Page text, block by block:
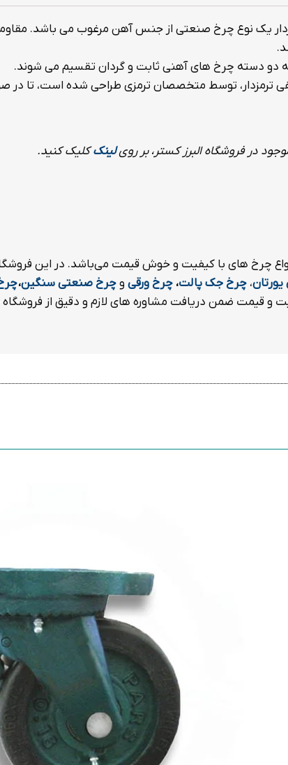
یک نوع چرخ صنعتی از جنس آهن مرغوب می باشد.
دو دسته چرخ های آهنی ثابت و گردان تقسیم می شوند.
ترمزدار، توسط متخصصان ترمزی طراحی شده است، تا در
در فروشگاه البرز کستر، بر رویلینککلیک کنید.
چرخ های با کیفیت و خوش قیمت می‌باشد. در این
، چرخ جک پالت، چرخ ورقی وچرخ صنعتی سنگین،
و قیمت ضمن دریافت مشاوره های لازم و دقیق از فروشگاه